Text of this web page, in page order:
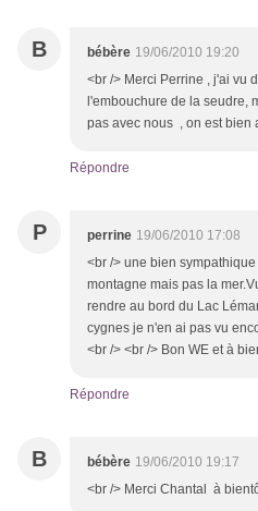
B bébère 19/06/2010 19:20
<br /> Merci Perrine , j'ai vu
l'embouchure de la seudre,
pas avec nous , on est bien
Répondre
P perrine 19/06/2010 17:08
<br /> une bien
montagne mais pas la
rendre au bord du Lac
cygnes je n'en ai pas vu
<br /> <br /> Bon WE et à
Répondre
B bébère 19/06/2010 19:17
<br /> Merci Chantal à